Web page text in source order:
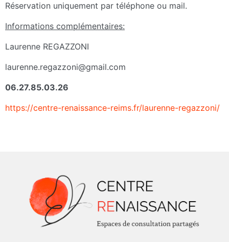
Réservation uniquement par téléphone ou mail.
Informations complémentaires:
Laurenne REGAZZONI
laurenne.regazzoni@gmail.com
06.27.85.03.26
https://centre-renaissance-reims.fr/laurenne-regazzoni/